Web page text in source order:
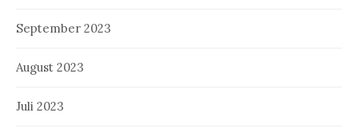
September 2023
August 2023
Juli 2023